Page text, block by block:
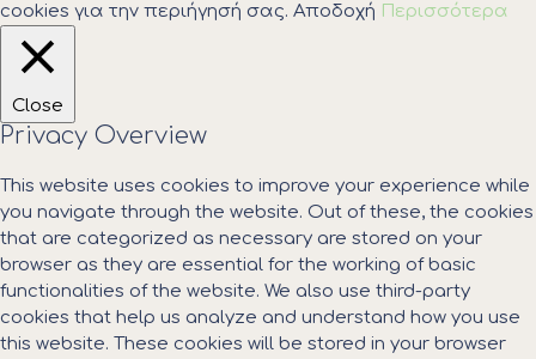
cookies για την περιήγησή σας. Αποδοχή Περισσότερα
Close
Privacy Overview
This website uses cookies to improve your experience while
you navigate through the website. Out of these, the cookies
that are categorized as necessary are stored on your
browser as they are essential for the working of basic
functionalities of the website. We also use third-party
cookies that help us analyze and understand how you use
this website. These cookies will be stored in your browser